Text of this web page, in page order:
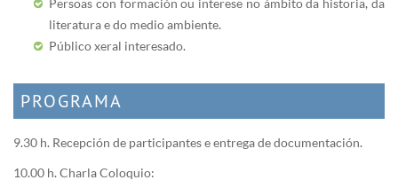
Persoas con formación ou interese no ámbito da historia, da
literatura e do medio ambiente.
Público xeral interesado.
PROGRAMA
9.30 h. Recepción de participantes e entrega de documentación.
10.00 h. Charla Coloquio: